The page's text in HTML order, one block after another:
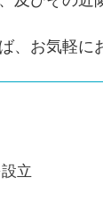
、お気軽に
立